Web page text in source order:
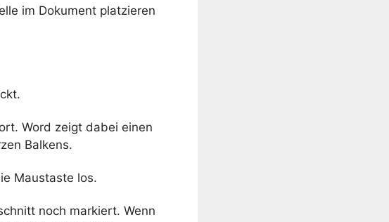
im Dokument platzieren
Word zeigt dabei einen
Balkens.
Maustaste los.
noch markiert. Wenn